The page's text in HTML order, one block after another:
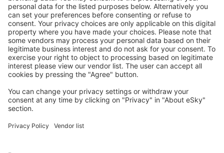
Bespaar meer
Reisaanbiedingen en speciale aanbiedingen voor
geregistreerde gebruikers.
Accommodaties die u bevallen
Kies uit meer dan 1,3 miljoen accommodaties: hotels,
Meest gezochte hotels door eSky-gebruikers